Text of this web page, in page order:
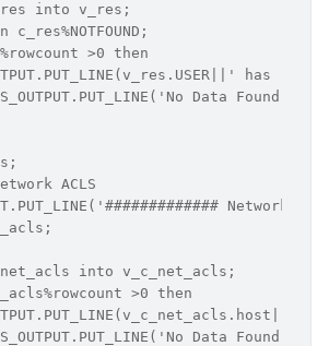
into v_res;
c_res%NOTFOUND;
>0 then
has
Data Found');
ACLS
Network
into v_c_net_acls;
>0 then
Data Found');